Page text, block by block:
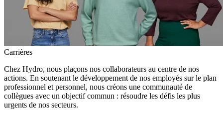
Carrières
Chez Hydro, nous plaçons nos collaborateurs au centre de nos
actions. En soutenant le développement de nos employés sur le plan
professionnel et personnel, nous créons une communauté de
collègues avec un objectif commun : résoudre les défis les plus
urgents de nos secteurs.